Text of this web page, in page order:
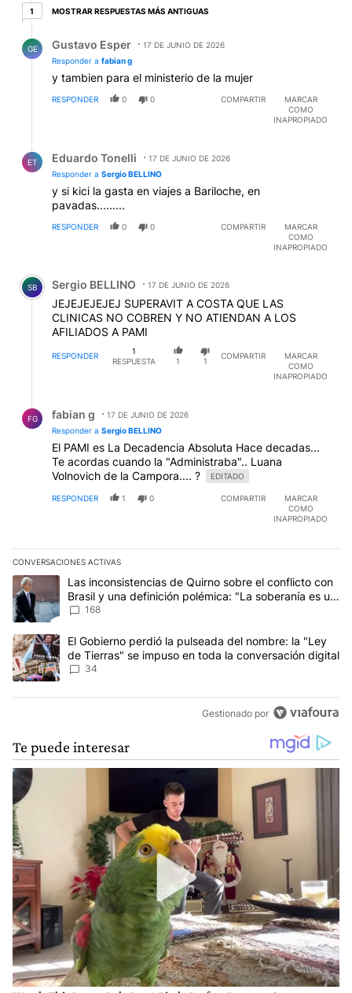
11 respuesta más antiguas
MOSTRAR RESPUESTAS MÁS ANTIGUAS
GE Gustavo Esper
17 DE JUNIO DE 2026
Responder a fabian g
y tambien para el ministerio de la mujer
RESPONDER 0 0 COMPARTIR
MARCAR
COMO
INAPROPIADO
ET Eduardo Tonelli
17 DE JUNIO DE 2026
Responder a Sergio BELLINO
y si kici la gasta en viajes a Bariloche, en
pavadas.........
RESPONDER 0 0 COMPARTIR
MARCAR
COMO
INAPROPIADO
Comentario de Sergio BELLINO.
SB Sergio BELLINO 17 DE JUNIO DE 2026
JEJEJEJEJEJ SUPERAVIT A COSTA QUE LAS
CLINICAS NO COBREN Y NO ATIENDAN A LOS
AFILIADOS A PAMI
RESPONDER
1
RESPUESTA
1 1
COMPARTIR
MARCAR
COMO
INAPROPIADO
FG fabian g
17 DE JUNIO DE 2026
Responder a Sergio BELLINO
El PAMI es La Decadencia Absoluta Hace decadas...
Te acordas cuando la "Administraba".. Luana
Volnovich de la Campora.... ?
EDITADO
RESPONDER 1 0 COMPARTIR
MARCAR
COMO
INAPROPIADO
CONVERSACIONES ACTIVAS
Este listado muestra los artículos con más comentarios en los
Un artículo de tendencia con el título "Las inconsistencias de
Las inconsistencias de Quirno sobre el conflicto con
Brasil y una definición polémica: "La soberanía es un
concepto antiguo"
168
Un artículo de tendencia con el título "El Gobierno perdió la
El Gobierno perdió la pulseada del nombre: la "Ley
de Tierras" se impuso en toda la conversación digital
34
Gestionado por